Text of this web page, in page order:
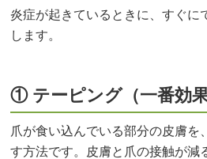
炎症が起きているときに、すぐに
します。
① テーピング（一番効果
爪が食い込んでいる部分の皮膚を
す方法です。皮膚と爪の接触が減